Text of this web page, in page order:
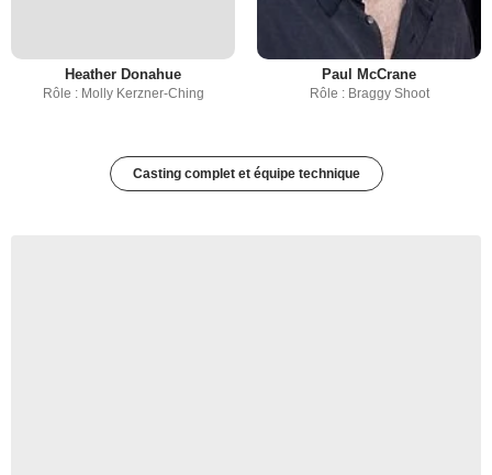
Heather Donahue
Rôle : Molly Kerzner-Ching
Paul McCrane
Rôle : Braggy Shoot
Casting complet et équipe technique